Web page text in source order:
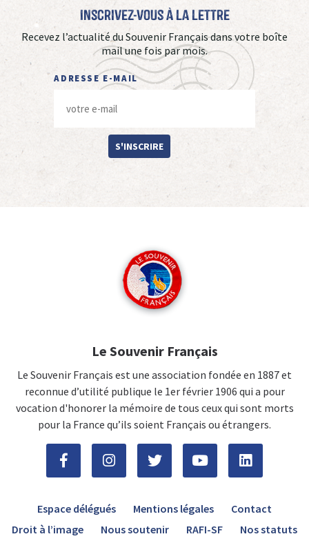
Inscrivez-vous à La Lettre
Recevez l’actualité du Souvenir Français dans votre boîte
mail une fois par mois.
ADRESSE E-MAIL
S'INSCRIRE
Le Souvenir Français
Le Souvenir Français est une association fondée en 1887 et
reconnue d’utilité publique le 1er février 1906 qui a pour
vocation d'honorer la mémoire de tous ceux qui sont morts
pour la France qu’ils soient Français ou étrangers.
Espace délégués Mentions légales
Contact
Droit à l’image
Nous soutenir RAFI-SF Nos statuts